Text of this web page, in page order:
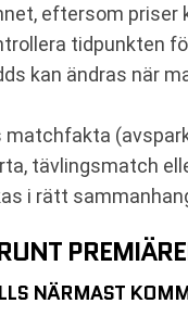
eftersom priser
tidpunkten
kan ändras när
matchfakta
tävlingsmatch
i rätt
NÄRMAST